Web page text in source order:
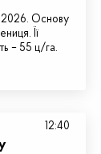
2026. Основу
Її
– 55 ц/га.
12:40